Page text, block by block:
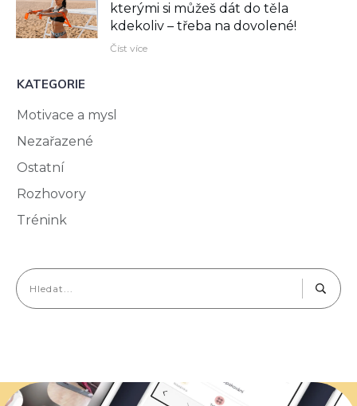
kterými si můžeš dát do těla
kdekoliv –⁠ třeba na dovolené!
Číst více
KATEGORIE
Motivace a mysl
Nezařazené
Ostatní
Rozhovory
Trénink